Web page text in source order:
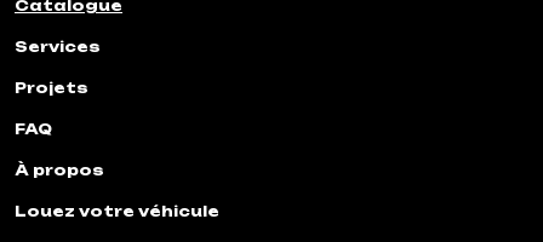
Catalogue
Services
Projets
FAQ
À propos
Louez votre véhicule